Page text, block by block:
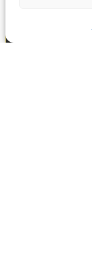
OTA YHTEYTTÄ